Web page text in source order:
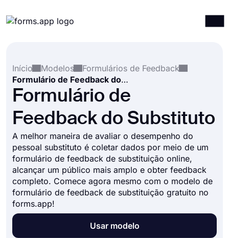
Integrações
Modelos
Recursos
Início
Modelos
Formulários de Feedback
Formulário de Feedback do Substituto
Formulário de
Feedback do Substituto
A melhor maneira de avaliar o desempenho do
pessoal substituto é coletar dados por meio de um
formulário de feedback de substituição online,
alcançar um público mais amplo e obter feedback
completo. Comece agora mesmo com o modelo de
formulário de feedback de substituição gratuito no
forms.app!
Usar modelo